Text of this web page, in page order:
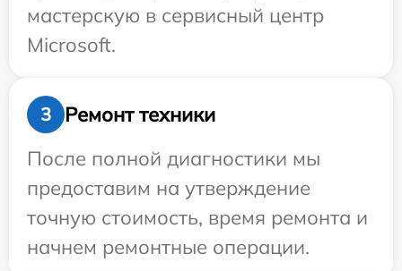
мастерскую в сервисный центр
Microsoft.
3
Ремонт техники
После полной диагностики мы
предоставим на утверждение
точную стоимость, время ремонта и
начнем ремонтные операции.